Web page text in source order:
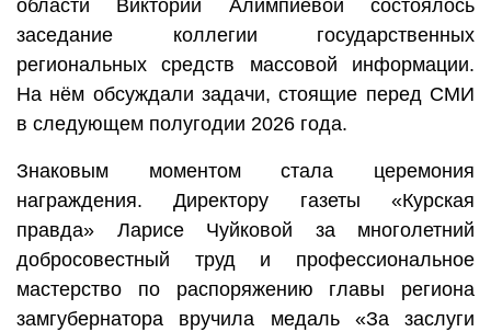
области Виктории Алимпиевой состоялось
заседание коллегии государственных
региональных средств массовой информации.
На нём обсуждали задачи, стоящие перед СМИ
в следующем полугодии 2026 года.
Знаковым моментом стала церемония
награждения. Директору газеты «Курская
правда» Ларисе Чуйковой за многолетний
добросовестный труд и профессиональное
мастерство по распоряжению главы региона
замгубернатора вручила медаль «За заслуги